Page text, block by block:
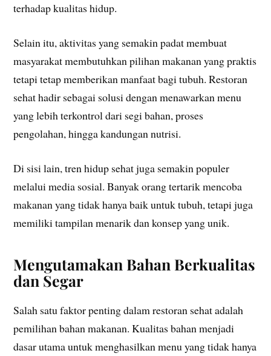
terhadap kualitas hidup.
Selain itu, aktivitas yang semakin padat membuat
masyarakat membutuhkan pilihan makanan yang praktis
tetapi tetap memberikan manfaat bagi tubuh. Restoran
sehat hadir sebagai solusi dengan menawarkan menu
yang lebih terkontrol dari segi bahan, proses
pengolahan, hingga kandungan nutrisi.
Di sisi lain, tren hidup sehat juga semakin populer
melalui media sosial. Banyak orang tertarik mencoba
makanan yang tidak hanya baik untuk tubuh, tetapi juga
memiliki tampilan menarik dan konsep yang unik.
Mengutamakan Bahan Berkualitas
dan Segar
Salah satu faktor penting dalam restoran sehat adalah
pemilihan bahan makanan. Kualitas bahan menjadi
dasar utama untuk menghasilkan menu yang tidak hanya